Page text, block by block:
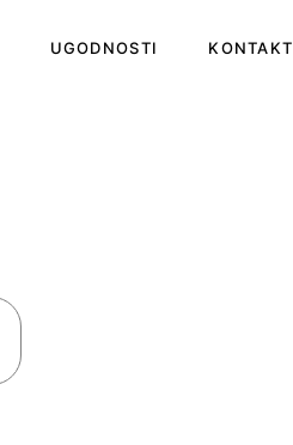
UGODNOSTI KONTAKT